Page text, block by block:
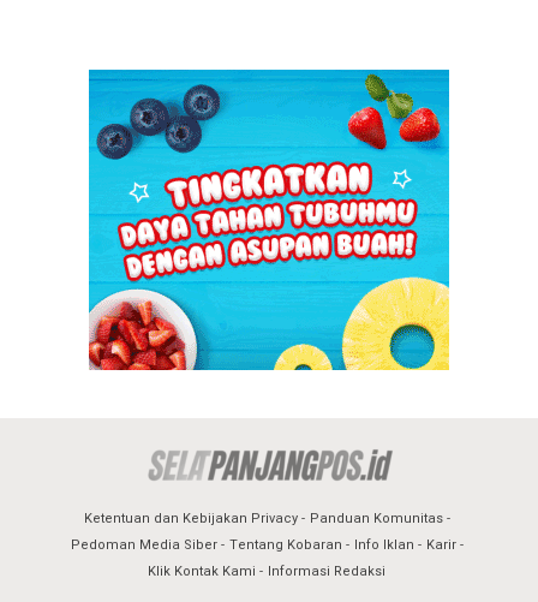
Ketentuan dan Kebijakan Privacy
Panduan Komunitas
Pedoman Media Siber
Tentang Kobaran Info Iklan
Karir
Klik Kontak Kami
Informasi Redaksi